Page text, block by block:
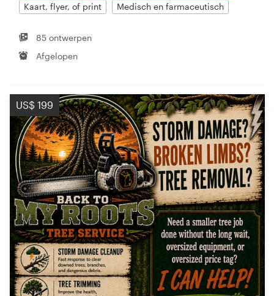
Kaart, flyer, of print
Medisch en farmaceutisch
85 ontwerpen
Afgelopen
US$ 199